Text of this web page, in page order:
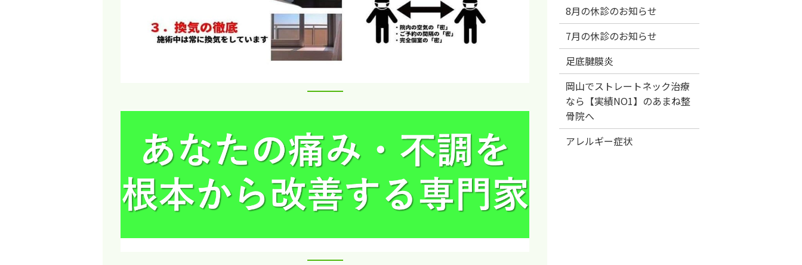
8月の休診のお知らせ
7月の休診のお知らせ
足底腱膜炎
岡山でストレートネック治療
なら【実績NO1】のあまね整
骨院へ
アレルギー症状